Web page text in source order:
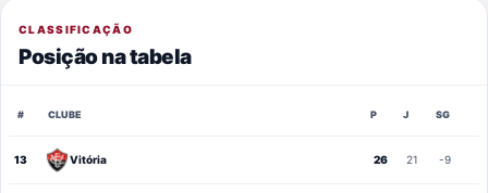
CLASSIFICAÇÃO
Posição na tabela
# CLUBE P J SG
13 Vitória 26 21 -9